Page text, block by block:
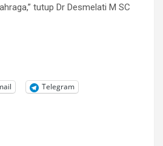
tutup Dr Desmelati M SC
Telegram